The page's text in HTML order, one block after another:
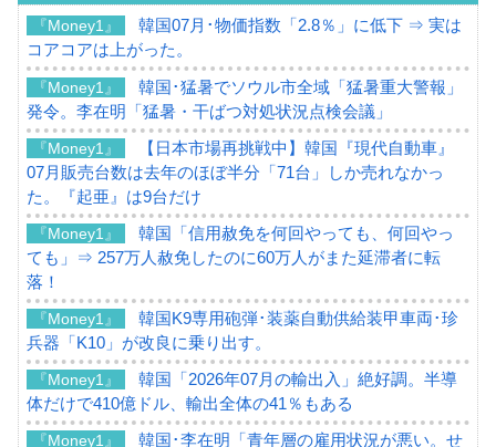
『Money1』
韓国07月･物価指数「2.8％」に低下 ⇒ 実は
コアコアは上がった。
『Money1』
韓国･猛暑でソウル市全域「猛暑重大警報」
発令。李在明「猛暑・干ばつ対処状況点検会議」
『Money1』
【日本市場再挑戦中】韓国『現代自動車』
07月販売台数は去年のほぼ半分「71台」しか売れなかっ
た。『起亜』は9台だけ
『Money1』
韓国「信用赦免を何回やっても、何回やっ
ても」⇒ 257万人赦免したのに60万人がまた延滞者に転
落！
『Money1』
韓国K9専用砲弾･装薬自動供給装甲車両･珍
兵器「K10」が改良に乗り出す。
『Money1』
韓国「2026年07月の輸出入」絶好調。半導
体だけで410億ドル、輸出全体の41％もある
『Money1』
韓国･李在明「青年層の雇用状況が悪い。せ